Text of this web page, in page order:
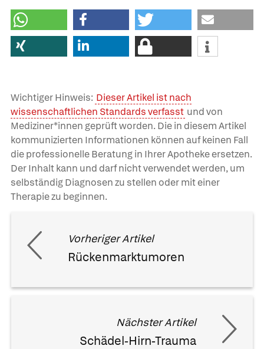
Wichtiger Hinweis: Dieser Artikel ist nach
wissenschaftlichen Standards verfasst und von
Mediziner*innen geprüft worden. Die in diesem Artikel
kommunizierten Informationen können auf keinen Fall
die professionelle Beratung in Ihrer Apotheke ersetzen.
Der Inhalt kann und darf nicht verwendet werden, um
selbständig Diagnosen zu stellen oder mit einer
Therapie zu beginnen.
Vorheriger Artikel
Rückenmarktumoren
Nächster Artikel
Schädel-Hirn-Trauma